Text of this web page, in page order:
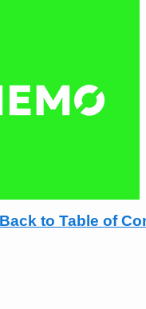
Back to Table of